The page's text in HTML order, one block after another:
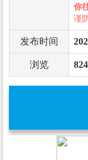
你
谨
发布时间
浏览